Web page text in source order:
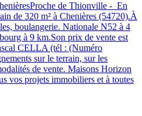
de Thionville - En
de 320 m² à Chenières (54720).À
boulangerie. Nationale N52 à 4
à 9 km.Son prix de vente est
CELLA (tél : (Numéro
sur le terrain, sur les
de vente. Maisons Horizon
vos projets immobiliers et à toutes